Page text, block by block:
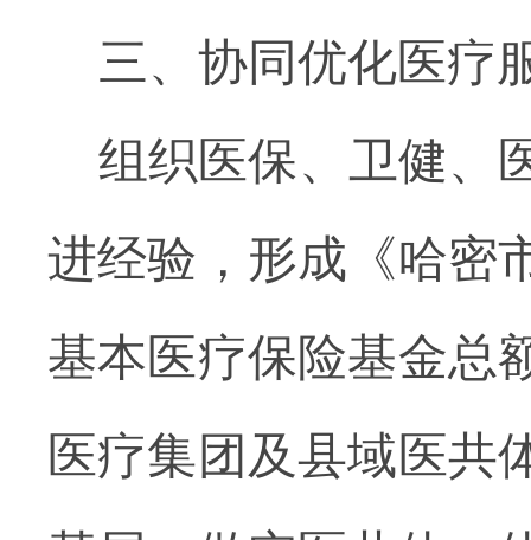
三、 协同优化医疗
组织医保、卫健、
进经验，形成《哈密
基本医疗保险基金总
医疗集团及县域医共